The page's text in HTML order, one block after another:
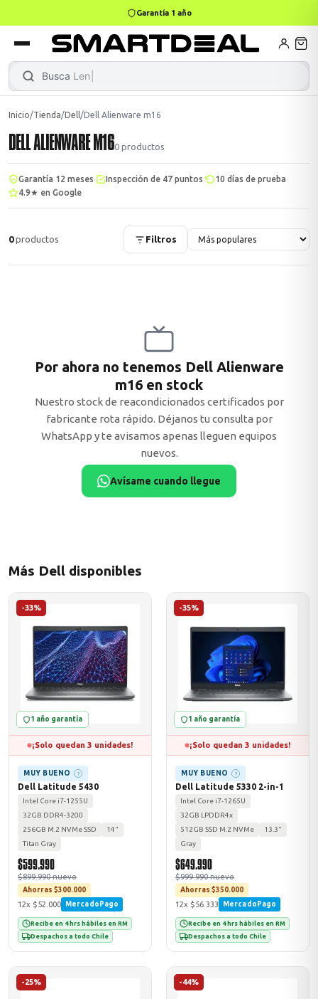
Garantía 1 año
Busca Lenovo L
Gamer
→
MacBook Air
→
→
Mini PC
Inicio/Tienda/Dell/Dell Alienware m16
DELL ALIENWARE M160 productos
Garantía 12 meses Inspección de 47 puntos 10 días de prueba
4.9★ en Google
0productos Filtros
Por ahora no tenemos Dell Alienware
m16 en stock
Nuestro stock de reacondicionados certificados por
fabricante rota rápido. Déjanos tu consulta por
WhatsApp y te avisamos apenas lleguen equipos
nuevos.
Avísame cuando llegue
Más Dell disponibles
-33%
1 año garantía
¡Solo quedan 3 unidades!
MUY BUENO ?
Dell Latitude 5430
Intel Core i7-1255U
32GB DDR4-3200
256GB M.2 NVMe SSD
14"
Titan Gray
$599.990
$899.990 nuevo
Ahorras $300.000
12x $52.000 MercadoPago
Recibe en 4 hrs hábiles en RM
Despachos a todo Chile
-35%
1 año garantía
¡Solo quedan 3 unidades!
MUY BUENO ?
Dell Latitude 5330 2-in-1
Intel Core i7-1265U
32GB LPDDR4x
512GB SSD M.2 NVMe
13.3"
Gray
$649.990
$999.990 nuevo
Ahorras $350.000
12x $56.333 MercadoPago
Recibe en 4 hrs hábiles en RM
Despachos a todo Chile
-25% -44%